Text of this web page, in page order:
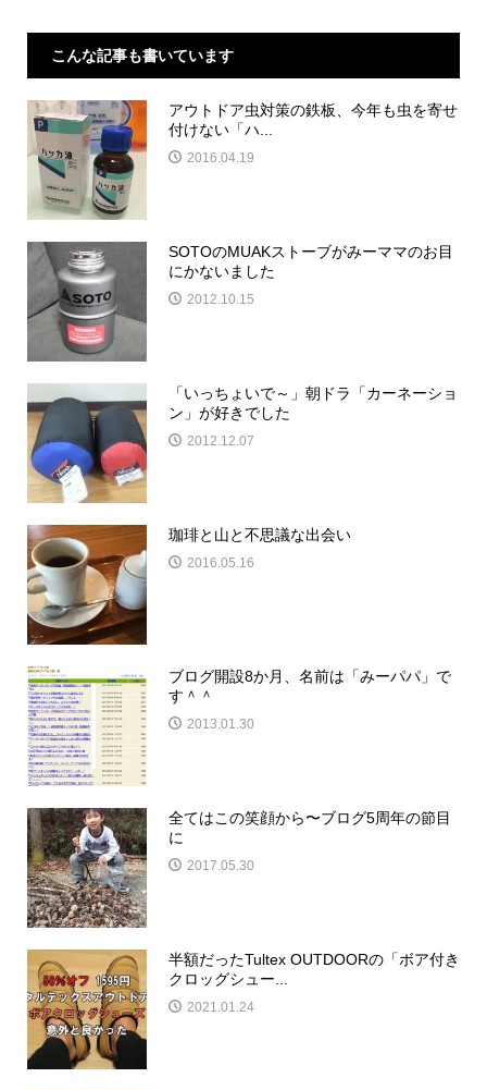
こんな記事も書いています
アウトドア虫対策の鉄板、今年も虫を寄せ
付けない「ハ...
2016.04.19
SOTOのMUAKストーブがみーママのお目
にかないました
2012.10.15
「いっちょいで～」朝ドラ「カーネーショ
ン」が好きでした
2012.12.07
珈琲と山と不思議な出会い
2016.05.16
ブログ開設8か月、名前は「みーパパ」で
す＾＾
2013.01.30
全てはこの笑顔から〜ブログ5周年の節目
に
2017.05.30
半額だったTultex OUTDOORの「ボア付き
クロッグシュー...
2021.01.24